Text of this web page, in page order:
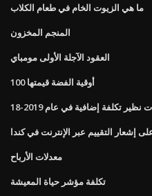
ما هي الزيوت الخام في طعام الكلاب
المنجم المخزون
العقود الآجلة الأولى مومباي
100 أوقية الفضة قيمتها
نظير تكلفة إضافية في عام 2019-18
إشعار التقييم عبر الإنترنت في كندا
معدلات الأرباح
تكلفة مؤشر حياة المعيشة